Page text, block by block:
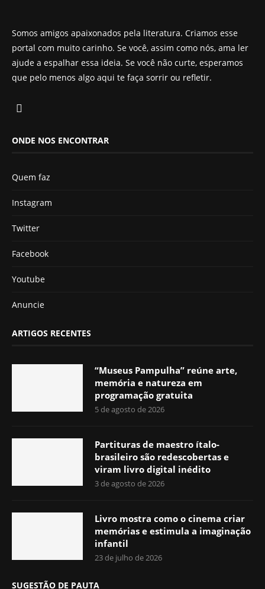
Somos amigos apaixonados pela literatura. Criamos esse
portal com muito carinho. Se você, assim como nós, ama ler
ajude a espalhar essa ideia. Se você não curte, esperamos
que pelo menos algo aqui te faça sorrir ou refletir.
ONDE NOS ENCONTRAR
Quem faz
Instagram
Twitter
Facebook
Youtube
Anuncie
ARTIGOS RECENTES
“Museus Pampulha” reúne arte,
memória e natureza em
programação gratuita
5 de agosto de 2026
Partituras de maestro ítalo-
brasileiro são redescobertas e
viram livro digital inédito
3 de agosto de 2026
Livro mostra como o cinema criar
memórias e estimula a imaginação
infantil
23 de julho de 2026
SUGESTÃO DE PAUTA